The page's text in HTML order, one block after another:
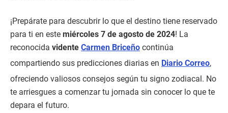
¡Prepárate para descubrir lo que el destino tiene reservado
para ti en este miércoles 7 de agosto de 2024! La
reconocida vidente Carmen Briceño continúa
compartiendo sus predicciones diarias en Diario Correo,
ofreciendo valiosos consejos según tu signo zodiacal. No
te arriesgues a comenzar tu jornada sin conocer lo que te
depara el futuro.